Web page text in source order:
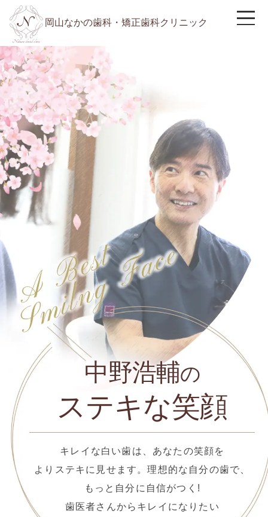
岡山なかの歯科・矯正歯科クリニック
中野浩輔の
ステキな笑顔
キレイな白い歯は、あなたの笑顔を
よりステキに見せます。理想的な自分の歯で、
もっと自分に自信がつく!
歯医者さんからキレイになりたい